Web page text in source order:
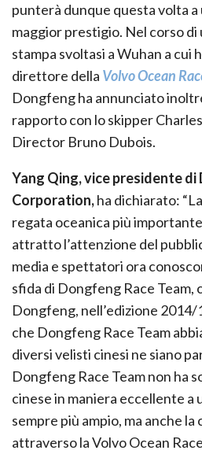
punterà dunque questa volta
maggior prestigio. Nel corso di
stampa svoltasi a Wuhan a cui
direttore della Volvo Ocean
Dongfeng ha annunciato
rapporto con lo skipper
Director Bruno Dubois.
Yang Qing, vice presidente
Corporation,ha dichiarato:
regata oceanica più
attratto l’attenzione del
media e spettatori ora
sfida di Dongfeng Race Team,
Dongfeng, nell’edizione 2014/
che Dongfeng Race Team
diversi velisti cinesi ne siano
Dongfeng Race Team non ha
cinese in maniera eccellente a
sempre più ampio, ma anche
attraverso la Volvo Ocean